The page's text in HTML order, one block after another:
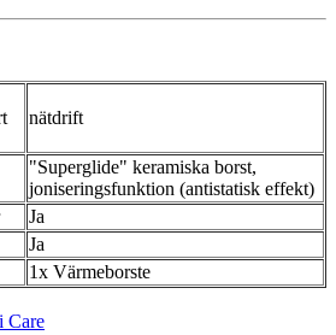
nätdrift
"Superglide" keramiska borst,
joniseringsfunktion (antistatisk effekt)
Ja
Ja
1x Värmeborste
Care